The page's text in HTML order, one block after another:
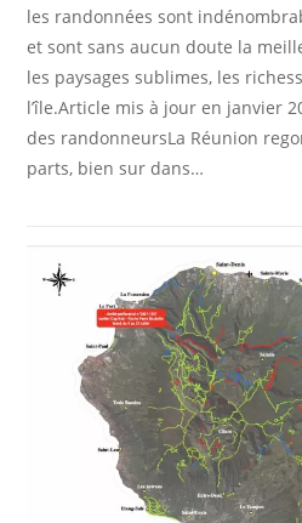
les randonnées sont
et sont sans aucun doute la
les paysages sublimes, les
l’île.Article mis à jour en janvier
des randonneursLa Réunion
parts, bien sur dans…